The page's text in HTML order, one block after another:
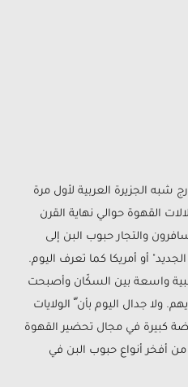
الجزيرة العربية لأول مرة
القهوة حوالي نهاية القرن
والتجار حبوب البن إلى
أو أمريكا كما تعرف اليوم.
واسعة بين السكّان وأصبحت
ولا جدال اليوم بأن ّ الولايات
كبيرة في مجال تحضير القهوة
أفخر أنواع حبوب البن في